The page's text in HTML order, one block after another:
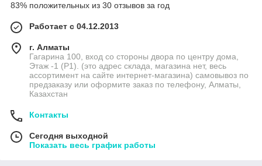
83% положительных из 30 отзывов за год
Работает с 04.12.2013
г. Алматы
Гагарина 100, вход со стороны двора по центру дома,
Этаж -1 (P1). (это адрес склада, магазина нет, весь
ассортимент на сайте интернет-магазина) самовывоз по
предзаказу или оформите заказ по телефону, Алматы,
Казахстан
Контакты
Сегодня выходной
Показать весь график работы